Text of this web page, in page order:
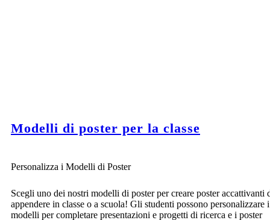
Modelli di poster per la classe
Personalizza i Modelli di Poster
Scegli uno dei nostri modelli di poster per creare poster accattivanti
appendere in classe o a scuola! Gli studenti possono personalizzare i
modelli per completare presentazioni e progetti di ricerca e i poster